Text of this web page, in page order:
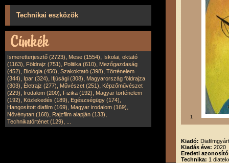
Technikai eszközök
Ismeretterjesztő (2723), Mese (1554), Iskolai, oktató
(1163), Földrajz (751), Politika (610), Mezőgazdaság
(452), Biológia (450), Szakoktató (398), Történelem
(344), Ipar (324), Ifjúsági (308), Magyarország földrajza
(303), Életrajz (277), Művészet (251), Képzőművészet
(229), Irodalom (200), Fizika (192), Magyar történelem
(192), Közlekedés (189), Egészségügy (174),
Hangosított diafilm (169), Magyar irodalom (169),
Növénytan (168), Rajzfilm alapján (133),
Technikatörténet (129),
1
Kiadó:
Kiadás éve: 2020
Eredeti
Technika: 1